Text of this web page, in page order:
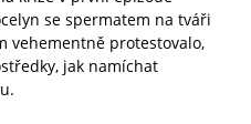
se spermatem na tváři
vehementně protestovalo,
jak namíchat